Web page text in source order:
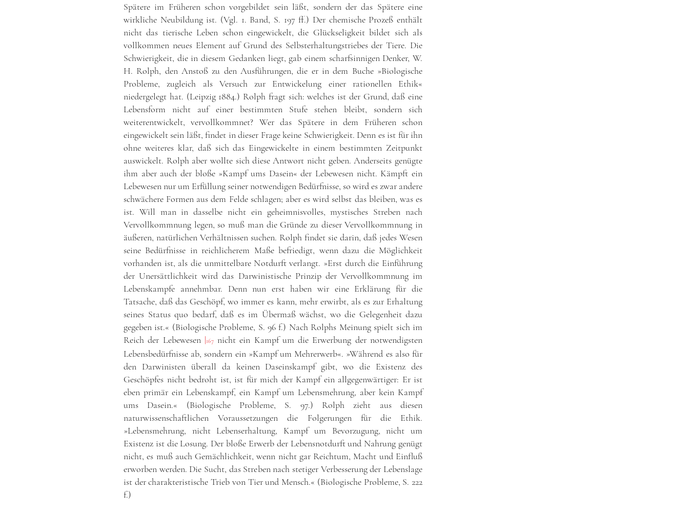
Spätere im Früheren schon vorgebildet sein läßt, sondern der das Spätere eine
wirkliche Neubildung ist. (Vgl. 1. Band, S. 197 ff.) Der chemische Prozeß enthält
nicht das tierische Leben schon eingewickelt, die Glückseligkeit bildet sich als
vollkommen neues Element auf Grund des Selbsterhaltungstriebes der Tiere. Die
Schwierigkeit, die in diesem Gedanken liegt, gab einem scharfsinnigen Denker, W.
H. Rolph, den Anstoß zu den Ausführungen, die er in dem Buche »Biologische
Probleme, zugleich als Versuch zur Entwickelung einer rationellen Ethik«
niedergelegt hat. (Leipzig 1884.) Rolph fragt sich: welches ist der Grund, daß eine
Lebensform nicht auf einer bestimmten Stufe stehen bleibt, sondern sich
weiterentwickelt, vervollkommnet? Wer das Spätere in dem Früheren schon
eingewickelt sein läßt, findet in dieser Frage keine Schwierigkeit. Denn es ist für ihn
ohne weiteres klar, daß sich das Eingewickelte in einem bestimmten Zeitpunkt
auswickelt. Rolph aber wollte sich diese Antwort nicht geben. Anderseits genügte
ihm aber auch der bloße »Kampf ums Dasein« der Lebewesen nicht. Kämpft ein
Lebewesen nur um Erfüllung seiner notwendigen Bedürfnisse, so wird es zwar andere
schwächere Formen aus dem Felde schlagen; aber es wird selbst das bleiben, was es
ist. Will man in dasselbe nicht ein geheimnisvolles, mystisches Streben nach
Vervollkommnung legen, so muß man die Gründe zu dieser Vervollkommnung in
äußeren, natürlichen Verhältnissen suchen. Rolph findet sie darin, daß jedes Wesen
seine Bedürfnisse in reichlicherem Maße befriedigt, wenn dazu die Möglichkeit
vorhanden ist, als die unmittelbare Notdurft verlangt. »Erst durch die Einführung
der Unersättlichkeit wird das Darwinistische Prinzip der Vervollkommnung im
Lebenskampfe annehmbar. Denn nun erst haben wir eine Erklärung für die
Tatsache, daß das Geschöpf, wo immer es kann, mehr erwirbt, als es zur Erhaltung
seines Status quo bedarf, daß es im Übermaß wächst, wo die Gelegenheit dazu
gegeben ist.« (Biologische Probleme, S. 96 f.) Nach Rolphs Meinung spielt sich im
Reich der Lebewesen |167nicht ein Kampf um die Erwerbung der notwendigsten
Lebensbedürfnisse ab, sondern ein »Kampf um Mehrerwerb«. »Während es also für
den Darwinisten überall da keinen Daseinskampf gibt, wo die Existenz des
Geschöpfes nicht bedroht ist, ist für mich der Kampf ein allgegenwärtiger: Er ist
eben primär ein Lebenskampf, ein Kampf um Lebensmehrung, aber kein Kampf
ums Dasein.« (Biologische Probleme, S. 97.) Rolph zieht aus diesen
naturwissenschaftlichen Voraussetzungen die Folgerungen für die Ethik.
»Lebensmehrung, nicht Lebenserhaltung, Kampf um Bevorzugung, nicht um
Existenz ist die Losung. Der bloße Erwerb der Lebensnotdurft und Nahrung genügt
nicht, es muß auch Gemächlichkeit, wenn nicht gar Reichtum, Macht und Einfluß
erworben werden. Die Sucht, das Streben nach stetiger Verbesserung der Lebenslage
ist der charakteristische Trieb von Tier und Mensch.« (Biologische Probleme, S. 222
f.)